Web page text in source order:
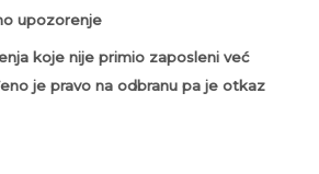
upozorenje
koje nije primio zaposleni već
je pravo na odbranu pa je otkaz